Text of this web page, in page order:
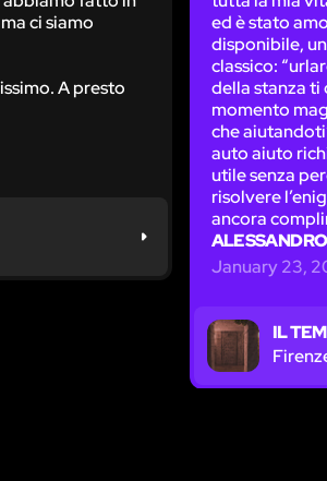
ci siamo
A presto
ed è stato
disponibile,
classico:
della stanza ti
momento
che
auto aiuto
utile senza
risolvere
ancora
ALESSANDRO
January 23,
IL